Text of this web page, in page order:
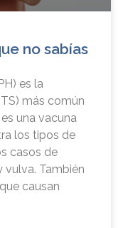
no sabías
es la
más común
una vacuna
los tipos de
casos de
vulva. También
causan